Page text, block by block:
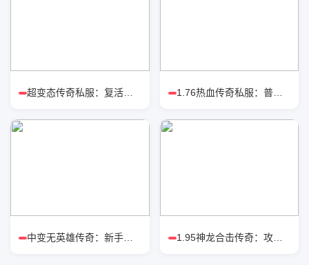
1.76热血传奇私服：普通玩家高效打
1.95神龙合击传奇：攻城战狂战流派